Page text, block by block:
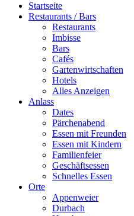
Startseite
Restaurants / Bars
Restaurants
Imbisse
Bars
Cafés
Gartenwirtschaften
Hotels
Alles Anzeigen
Anlass
Dates
Pärchenabend
Essen mit Freunden
Essen mit Kindern
Familienfeier
Geschäftsessen
Schnelles Essen
Orte
Appenweier
Durbach